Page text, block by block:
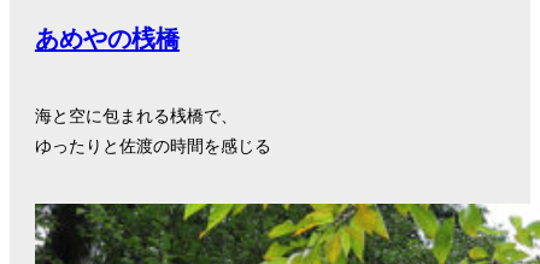
あめやの桟橋
海と空に包まれる桟橋で、
ゆったりと佐渡の時間を感じる